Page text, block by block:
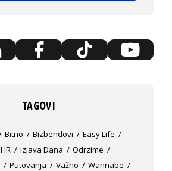
TAGOVI
Bitno Bizbendovi
Easy Life
HR Izjava Dana
Odrzime
Putovanja Važno
Wannabe